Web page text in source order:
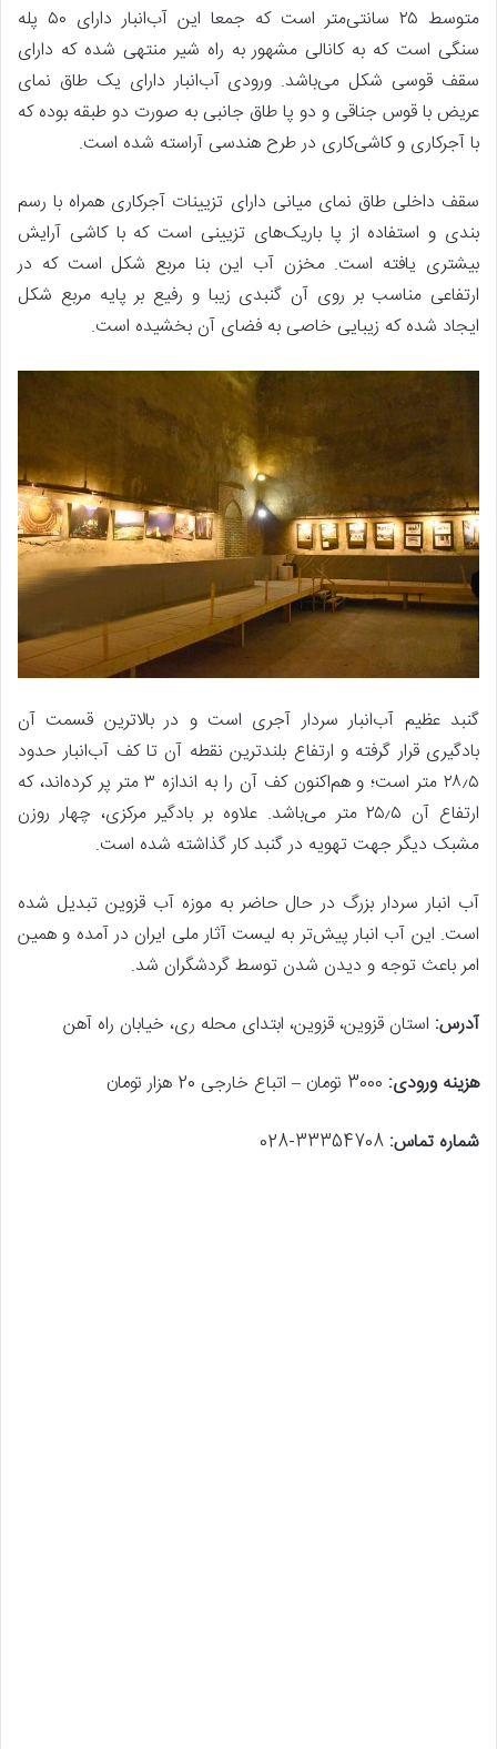
متوسط ۲۵ سانتی‌متر است که جمعا این آب‌انبار دارای ۵۰ پله
سنگی است که به کانالی مشهور به راه شیر منتهی شده که دارای
سقف قوسی شکل می‌باشد. ورودی آب‌انبار دارای یک طاق نمای
عریض با قوس جناقی و دو پا طاق جانبی به صورت دو طبقه بوده که
با آجرکاری و کاشی‌کاری در طرح هندسی آراسته شده‌ است.
سقف داخلی طاق نمای میانی دارای تزیینات آجرکاری همراه با رسم
بندی و استفاده از پا باریک‌های تزیینی است که با کاشی آرایش
بیشتری یافته‌ است. مخزن آب این بنا مربع شکل است که در
ارتفاعی مناسب بر روی آن گنبدی زیبا و رفیع بر پایه مربع شکل
ایجاد شده که زیبایی خاصی به‌ فضای آن بخشیده‌ است.
گنبد عظیم آب‌انبار سردار آجری است و در بالاترین قسمت آن
بادگیری قرار گرفته و ارتفاع بلندترین نقطه آن تا کف آب‌انبار حدود
۲۸٫۵ متر است؛ و هم‌اکنون کف آن را به اندازه ۳ متر پر کرده‌اند، که
ارتفاع آن ۲۵٫۵ متر می‌باشد. علاوه بر بادگیر مرکزی، چهار روزن
مشبک دیگر جهت تهویه در گنبد کار گذاشته شده‌ است.
آب انبار سردار بزرگ در حال حاضر به موزه آب قزوین تبدیل شده
است. این آب انبار پیش‌تر به لیست آثار ملی ایران در آمده و همین
امر باعث توجه و دیدن شدن توسط گردشگران شد.
آدرس: استان قزوین، قزوین، ابتدای محله ری، خیابان راه آهن
هزینه ورودی:
شماره تماس: 33354708-028